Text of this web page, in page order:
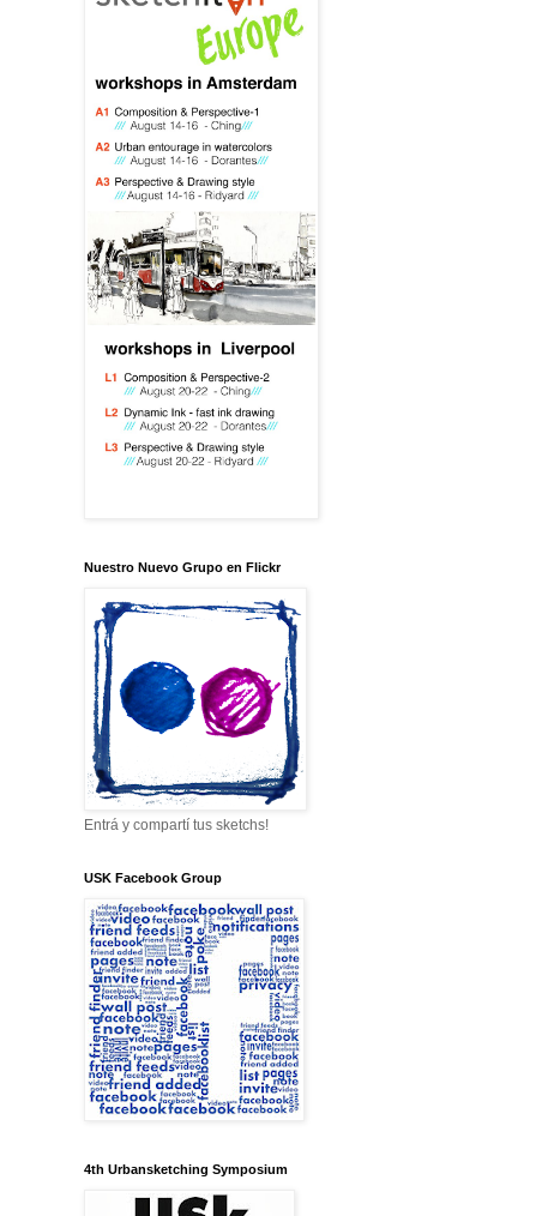
Nuestro Nuevo Grupo en Flickr
Entrá y compartí tus sketchs!
USK Facebook Group
4th Urbansketching Symposium